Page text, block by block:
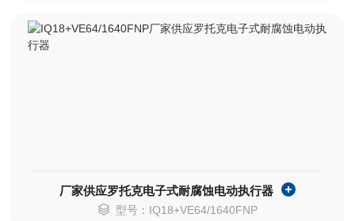
厂家供应罗托克电子式耐腐蚀电动执行器
型号：IQ18+VE64/1640FNP